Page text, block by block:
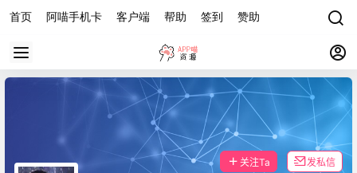
首页 阿喵手机卡 客户端 帮助 签到 赞助
关注Ta 发私信